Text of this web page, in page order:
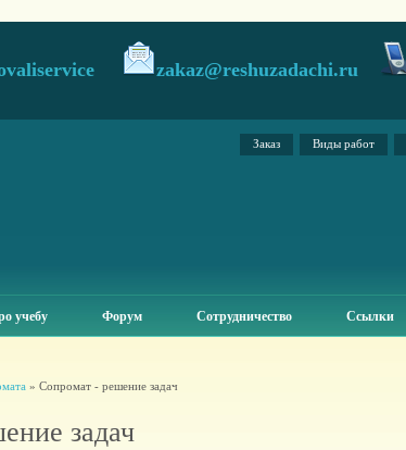
zakaz@reshuzadachi.ru
Заказ Виды работ
учебу Форум Сотрудничество Ссылки
» Сопромат - решение задач
задач